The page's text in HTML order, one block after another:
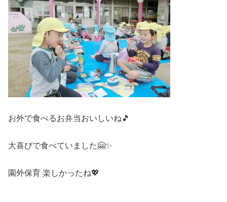
お外で食べるお弁当おいしいね🎵
大喜びで食べていました🤗✨
園外保育 楽しかったね💖